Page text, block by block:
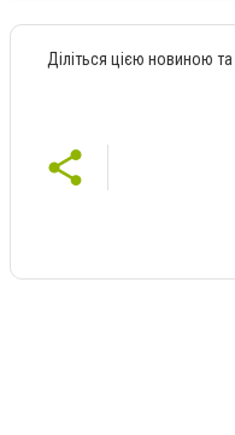
Діліться цією новиною